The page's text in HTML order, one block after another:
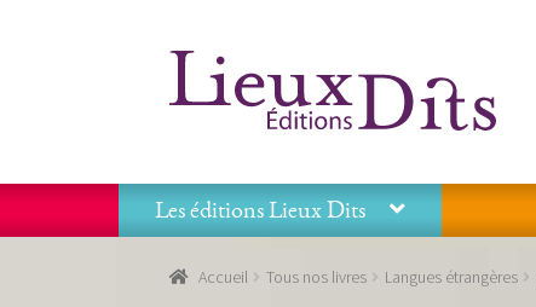
Aller
à
Aller
au
Les éditions Lieux Dits
Accueil Tous nos livres Langues étrangères